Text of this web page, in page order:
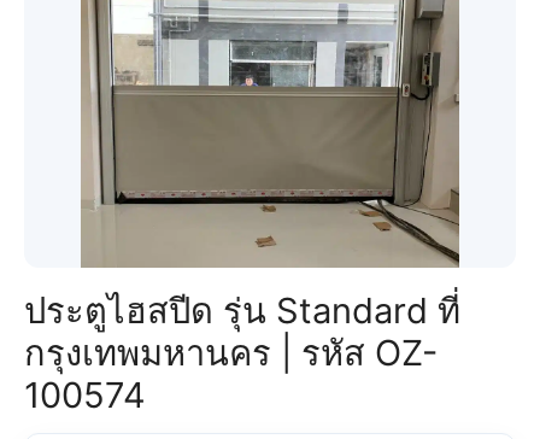
ประตูไฮสปีด รุ่น Standard ที่
กรุงเทพมหานคร | รหัส OZ-
100574